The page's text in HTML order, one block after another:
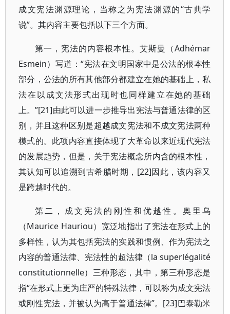
成文宪法渊源理论，当称之为宪法渊源的“古典学
说”。其内容主要包括以下三个方面。
第一，宪法的内容根本性。艾斯曼（Adhémar
Esmein）写道：“宪法在文明国家中是公法的根本性
部分，公法的所有其他部分都建立在她的基础上，私
法在以成文法形式出现时也同样建立在她的基础
上。”[21]由此可以进一步推导出宪法与普通法律的区
别，并且这种区别是超越成文宪法和不成文宪法两种
模式的。此项内容直接体现了大革命以来近现代宪法
的发展趋势，但是，关于宪法概念所内含的根本性，
其认知可以追溯到古希腊时期，[22]因此，该内容又
是跨越时代的。
第二，成文宪法的刚性和优越性。奥里乌
（Maurice Hauriou）宽泛地指出了宪法在形式上的
多样性，认为其包括宪法的实践和惯例、作为宪法之
内容的普通法律、宪法性的超法律（la superlégalité
constitutionnelle）三种形态，其中，第三种形态是
指“在形式上更为庄严的特殊法律，可以称为成文宪法
或刚性宪法，并被认为高于普通法律”。[23]巴泰勒米